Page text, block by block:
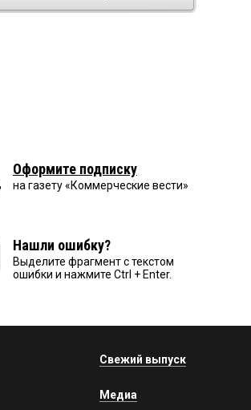
Оформите подписку
на газету «Коммерческие вести»
Нашли ошибку?
Выделите фрагмент с текстом
ошибки и нажмите Ctrl + Enter.
Свежий выпуск
Медиа